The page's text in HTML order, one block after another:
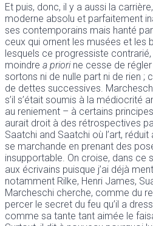
Et puis, donc, il y a aussi la
moderne absolu et parfaitement
ses contemporains mais hanté
ceux qui ornent les musées et les
lesquels ce progressiste
moindre a priorine cesse de
sortons ni de nulle part ni de rien ;
de dettes successives.
s’il s’était soumis à la médiocrité
au reniement – à certains
aurait droit à des rétrospectives
Saatchi and Saatchi où l’art,
se marchande en prenant des
insupportable. On croise, dans ce
aux écrivains puisque j’ai déjà
notamment Rilke, Henri James,
Marcheschi cherche, comme du
percer le secret du feu qu’il a
comme sa tante tant aimée le